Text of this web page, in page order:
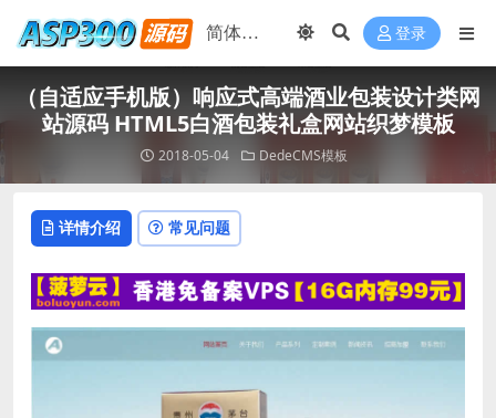
登录
（自适应手机版）响应式高端酒业包装设计类网
站源码 HTML5白酒包装礼盒网站织梦模板
2018-05-04 DedeCMS模板
详情介绍 常见问题